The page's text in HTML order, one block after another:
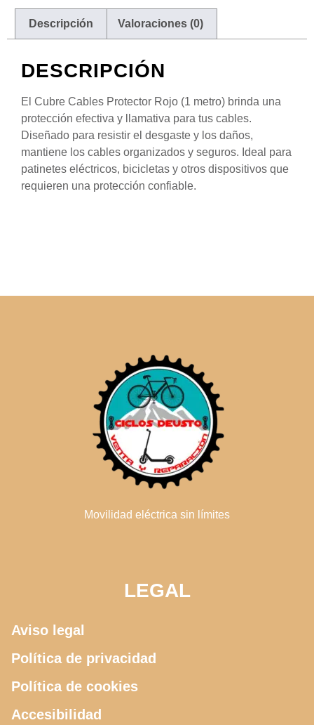
Descripción Valoraciones (0)
DESCRIPCIÓN
El Cubre Cables Protector Rojo (1 metro) brinda una
protección efectiva y llamativa para tus cables.
Diseñado para resistir el desgaste y los daños,
mantiene los cables organizados y seguros. Ideal para
patinetes eléctricos, bicicletas y otros dispositivos que
requieren una protección confiable.
Movilidad eléctrica sin límites
LEGAL
Aviso legal
Política de privacidad
Política de cookies
Accesibilidad